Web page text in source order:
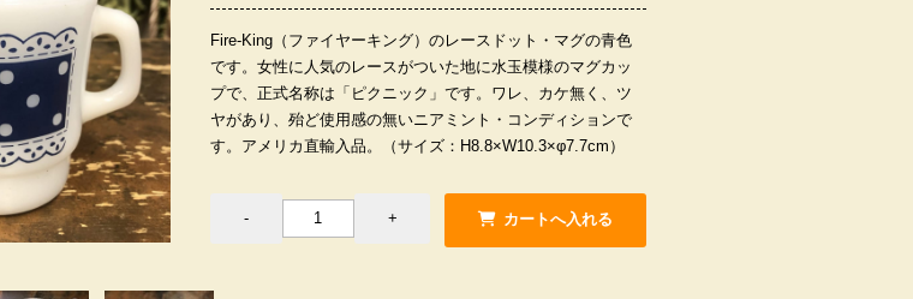
Fire-King（ファイヤーキング）のレースドット・マグの青色
です。女性に人気のレースがついた地に水玉模様のマグカッ
プで、正式名称は「ピクニック」です。ワレ、カケ無く、ツ
ヤがあり、殆ど使用感の無いニアミント・コンディションで
す。アメリカ直輸入品。（サイズ：H8.8×W10.3×φ7.7cm）